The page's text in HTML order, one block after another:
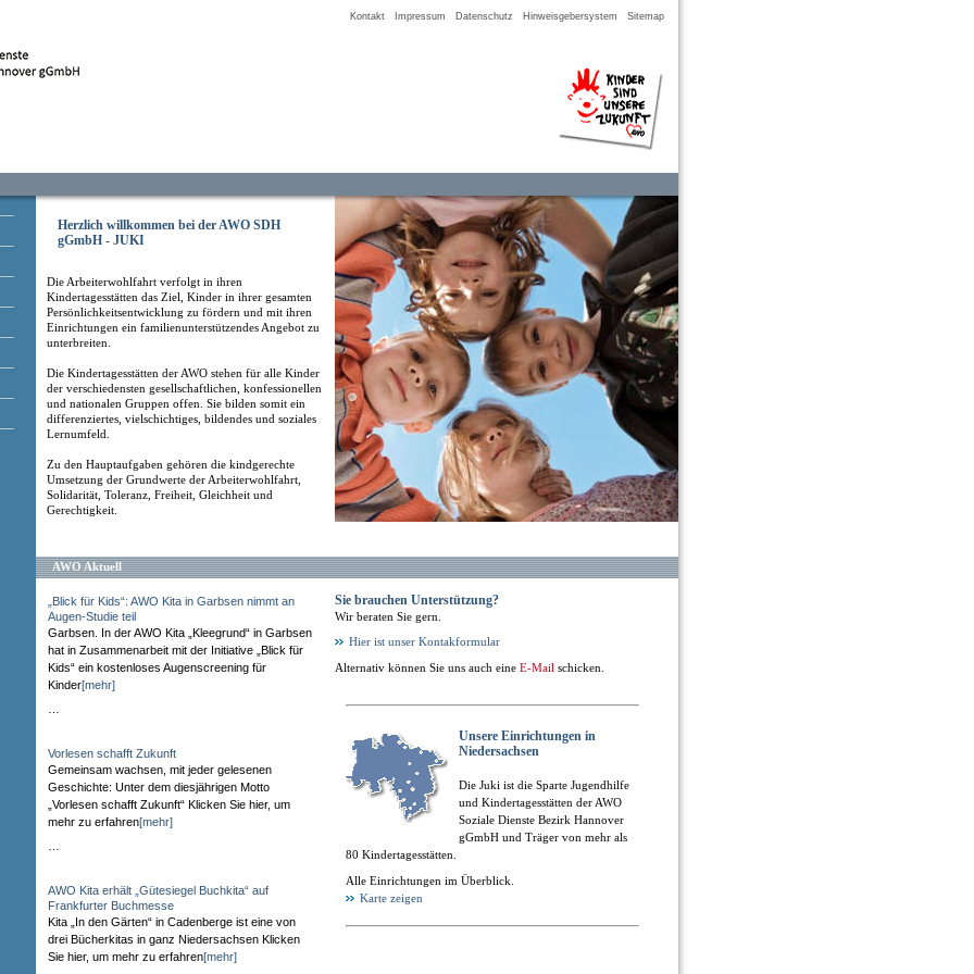
Kontakt Impressum Datenschutz Hinweisgebersystem Sitemap
Herzlich willkommen bei der AWO SDH
gGmbH - JUKI
Die Arbeiterwohlfahrt verfolgt in ihren
Kindertagesstätten das Ziel, Kinder in ihrer gesamten
Persönlichkeitsentwicklung zu fördern und mit ihren
Einrichtungen ein familienunterstützendes Angebot zu
unterbreiten.
Die Kindertagesstätten der AWO stehen für alle Kinder
der verschiedensten gesellschaftlichen, konfessionellen
und nationalen Gruppen offen. Sie bilden somit ein
differenziertes, vielschichtiges, bildendes und soziales
Lernumfeld.
Zu den Hauptaufgaben gehören die kindgerechte
Umsetzung der Grundwerte der Arbeiterwohlfahrt,
Solidarität, Toleranz, Freiheit, Gleichheit und
Gerechtigkeit.
AWO Aktuell
„Blick für Kids“: AWO Kita in Garbsen nimmt an
Augen-Studie teil
Garbsen. In der AWO Kita „Kleegrund“ in Garbsen
hat in Zusammenarbeit mit der Initiative „Blick für
Kids“ ein kostenloses Augenscreening für
Kinder[mehr]
Vorlesen schafft Zukunft
Gemeinsam wachsen, mit jeder gelesenen
Geschichte: Unter dem diesjährigen Motto
„Vorlesen schafft Zukunft“ Klicken Sie hier, um
mehr zu erfahren[mehr]
AWO Kita erhält „Gütesiegel Buchkita“ auf
Frankfurter Buchmesse
Kita „In den Gärten“ in Cadenberge ist eine von
drei Bücherkitas in ganz Niedersachsen Klicken
Sie hier, um mehr zu erfahren[mehr]
Sie brauchen Unterstützung?
Wir beraten Sie gern.
Hier ist unser Kontakformular
Alternativ können Sie uns auch eine E-Mail schicken.
Unsere Einrichtungen in
Niedersachsen
Die Juki ist die Sparte Jugendhilfe
und Kindertagesstätten der AWO
Soziale Dienste Bezirk Hannover
gGmbH und Träger von mehr als
80 Kindertagesstätten.
Alle Einrichtungen im Überblick.
Karte zeigen